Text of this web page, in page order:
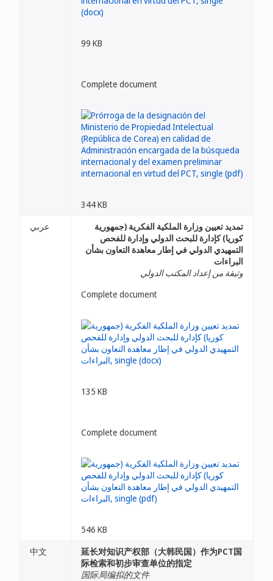
99 KB
Complete document
344 KB
عربي
تمديد تعيين وزارة الملكية الفكرية (جمهورية
كوريا) كإدارة للبحث الدولي وإدارة للفحص
التمهيدي الدولي في إطار معاهدة التعاون بشأن
البراءات
وثيقة من إعداد المكتب الدولي
Complete document
135 KB
Complete document
546 KB
中文
延长对知识产权部（大韩民国）作为PCT国
际检索和初步审查单位的指定
国际局编拟的文件